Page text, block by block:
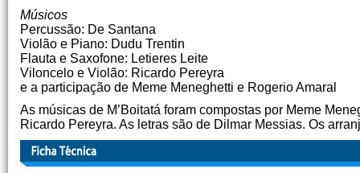
Músicos
Percussão: De Santana
Violão e Piano: Dudu Trentin
Flauta e Saxofone: Letieres Leite
Viloncelo e Violão: Ricardo Pereyra
e a participação de Meme Meneghetti e Rogerio Amaral
As músicas de M’Boitatá foram compostas por Meme
Ricardo Pereyra. As letras são de Dilmar Messias. Os